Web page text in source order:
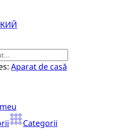
Aparat de casă
Categorii